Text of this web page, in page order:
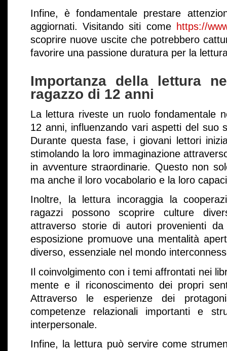
Infine, è fondamentale prestare
aggiornati. Visitando siti come https://
scoprire nuove uscite che potrebbero
favorire una passione duratura per la
Importanza della lettura
ragazzo di 12 anni
La lettura riveste un ruolo fondamentale
12 anni, influenzando vari aspetti del suo
Durante questa fase, i giovani lettori
stimolando la loro immaginazione
in avventure straordinarie. Questo non
ma anche il loro vocabolario e la loro
Inoltre, la lettura incoraggia la
ragazzi possono scoprire culture
attraverso storie di autori provenienti
esposizione promuove una mentalità
diverso, essenziale nel mondo
Il coinvolgimento con i temi affrontati nei
mente e il riconoscimento dei propri
Attraverso le esperienze dei
competenze relazionali importanti e
interpersonale.
Infine, la lettura può servire come